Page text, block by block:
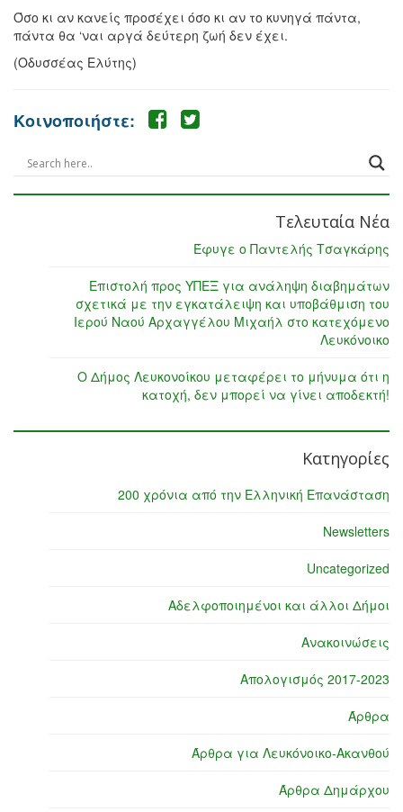
Όσο κι αν κανείς προσέχει όσο κι αν το κυνηγά πάντα,
πάντα θα ‘ναι αργά δεύτερη ζωή δεν έχει.
(Οδυσσέας Ελύτης)
Κοινοποιήστε:
Τελευταία Νέα
Έφυγε ο Παντελής Τσαγκάρης
Επιστολή προς ΥΠΕΞ για ανάληψη διαβημάτων
σχετικά με την εγκατάλειψη και υποβάθμιση του
Ιερού Ναού Αρχαγγέλου Μιχαήλ στο κατεχόμενο
Λευκόνοικο
Ο Δήμος Λευκονοίκου μεταφέρει το μήνυμα ότι η
κατοχή, δεν μπορεί να γίνει αποδεκτή!
Κατηγορίες
200 χρόνια από την Ελληνική Επανάσταση
Newsletters
Uncategorized
Αδελφοποιημένοι και άλλοι Δήμοι
Ανακοινώσεις
Απολογισμός 2017-2023
Άρθρα
Άρθρα για Λευκόνοικο-Ακανθού
Άρθρα Δημάρχου